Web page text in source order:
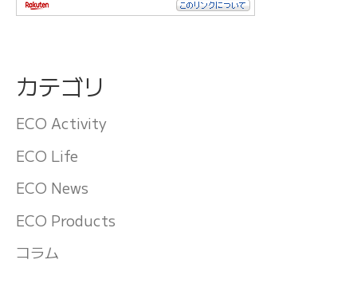
カテゴリ
ECO Activity
ECO Life
ECO News
ECO Products
コラム